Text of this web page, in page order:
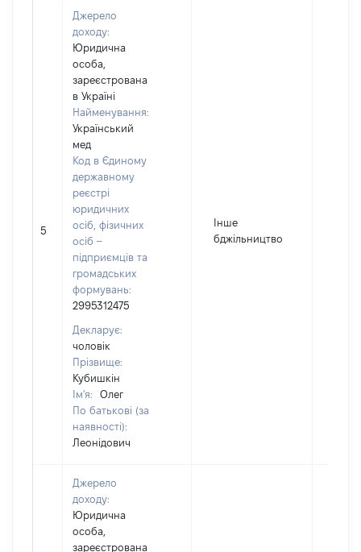
5
Джерело
доходу:
Юридична
особа,
зареєстрована
в Україні
Найменування:
Український
мед
Код в Єдиному
державному
реєстрі
юридичних
осіб, фізичних
осіб –
підприємців та
громадських
формувань:
2995312475
Декларує:
чоловік
Прізвище:
Кубишкін
Ім'я:
Олег
По батькові (за
наявності):
Леонідович
Інше
бджільництво
Джерело
доходу:
Юридична
особа,
зареєстрована